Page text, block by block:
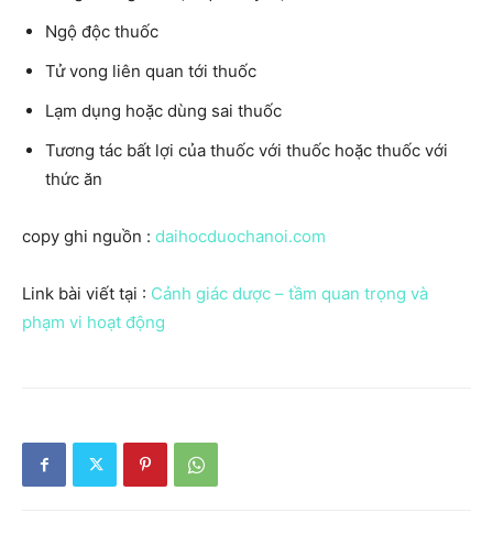
Ngộ độc thuốc
Tử vong liên quan tới thuốc
Lạm dụng hoặc dùng sai thuốc
Tương tác bất lợi của thuốc với thuốc hoặc thuốc với
thức ăn
copy ghi nguồn : daihocduochanoi.com
Link bài viết tại : Cảnh giác dược – tầm quan trọng và
phạm vi hoạt động